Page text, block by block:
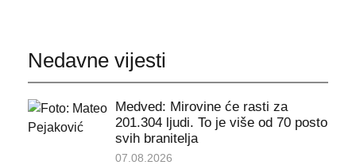
Nedavne vijesti
Medved: Mirovine će rasti za
201.304 ljudi. To je više od 70 posto
svih branitelja
07.08.2026